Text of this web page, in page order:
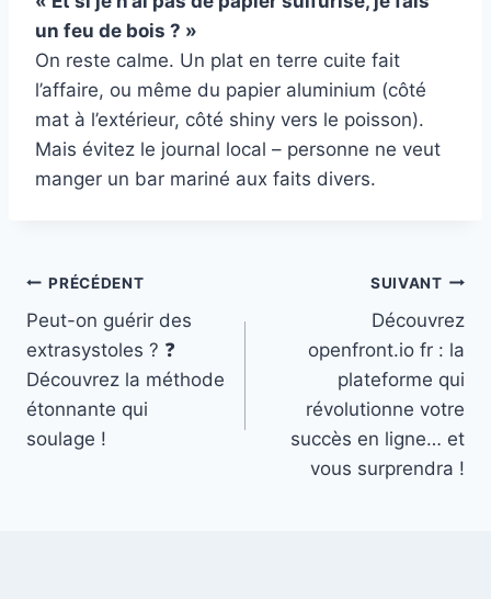
un feu de bois ? »
On reste calme. Un plat en terre cuite fait
l’affaire, ou même du papier aluminium (côté
mat à l’extérieur, côté shiny vers le poisson).
Mais évitez le journal local – personne ne veut
manger un bar mariné aux faits divers.
Navigation
de
l’article
PRÉCÉDENT
Peut-on guérir des
extrasystoles ? ❓
Découvrez la méthode
étonnante qui
soulage !
SUIVANT
Découvrez
openfront.io fr : la
plateforme qui
révolutionne votre
succès en ligne… et
vous surprendra !